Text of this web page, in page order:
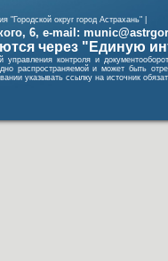
округ город Астрахань" |
6, e-mail:
через "Единую
управления контроля и
распространяемой и может быть
указывать ссылку на источник